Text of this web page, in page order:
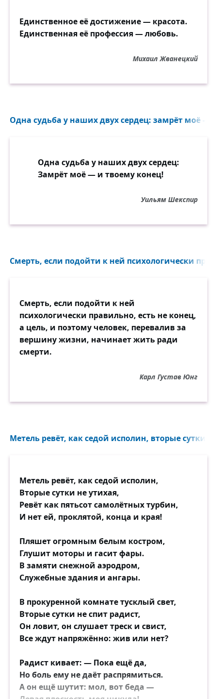
Единственное её достижение — красота.
Единственная её профессия — любовь.
Михаил Жванецкий
Одна судьба у наших двух сердец: замрёт моё —
Одна судьба у наших двух сердец:
Замрёт моё — и твоему конец!
Уильям Шекспир
Смерть, если подойти к ней психологически
Смерть, если подойти к ней
психологически правильно, есть не конец,
а цель, и поэтому человек, перевалив за
вершину жизни, начинает жить ради
смерти.
Карл Густав Юнг
Метель ревёт, как седой исполин, вторые сутки
Метель ревёт, как седой исполин,
Вторые сутки не утихая,
Ревёт как пятьсот самолётных турбин,
И нет ей, проклятой, конца и края!
Пляшет огромным белым костром,
Глушит моторы и гасит фары.
В замяти снежной аэродром,
Служебные здания и ангары.
В прокуренной комнате тусклый свет,
Вторые сутки не спит радист,
Он ловит, он слушает треск и свист,
Все ждут напряжённо: жив или нет?
Радист кивает: — Пока ещё да,
Но боль ему не даёт распрямиться.
А он ещё шутит: мол, вот беда —